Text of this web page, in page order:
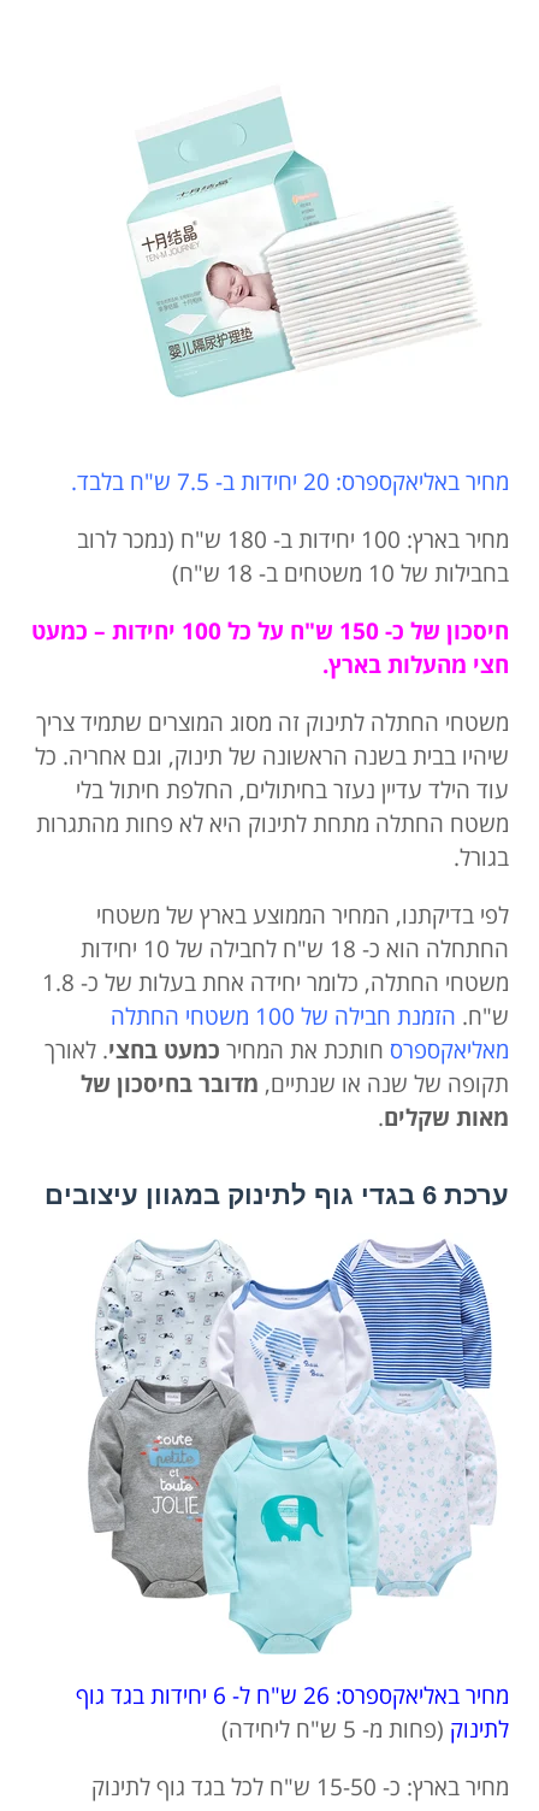
מחיר באליאקספרס: 20 יחידות ב- 7.5 ש"ח בלבד.
מחיר בארץ: 100 יחידות ב- 180 ש"ח (נמכר לרוב
בחבילות של 10 משטחים ב- 18 ש"ח)
חיסכון של כ- 150 ש"ח על כל 100 יחידות – כמעט
חצי מהעלות בארץ.
משטחי החתלה לתינוק זה מסוג המוצרים שתמיד צריך
שיהיו בבית בשנה הראשונה של תינוק, וגם אחריה. כל
עוד הילד עדיין נעזר בחיתולים, החלפת חיתול בלי
משטח החתלה מתחת לתינוק היא לא פחות מהתגרות
בגורל.
לפי בדיקתנו, המחיר הממוצע בארץ של משטחי
החתחלה הוא כ- 18 ש"ח לחבילה של 10 יחידות
משטחי החתלה, כלומר יחידה אחת בעלות של כ- 1.8
ש"ח.
הזמנת חבילה של 100 משטחי החתלה
מאליאקספרס חותכת את המחיר כמעט בחצי. לאורך
תקופה של שנה או שנתיים, מדובר בחיסכון של
מאות שקלים.
ערכת 6 בגדי גוף לתינוק במגוון עיצובים
מחיר באליאקספרס: 26 ש"ח ל- 6 יחידות בגד גוף
לתינוק (פחות מ- 5 ש"ח ליחידה)
מחיר בארץ: כ- 15-50 ש"ח לכל בגד גוף לתינוק